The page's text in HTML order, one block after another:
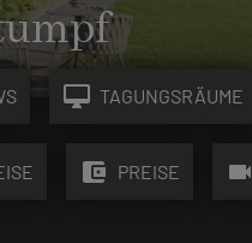
desktop_mac TAGUNGSRÄUME
account_balance_wallet PREISE videocam